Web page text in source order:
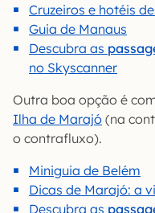
Cruzeiros e hotéis
Guia de Manaus
Descubra as
no Skyscanner
Outra boa opção é
Ilha de Marajó (na
o contrafluxo).
Miniguia de Belém
Dicas de Marajó: a
Descubra as